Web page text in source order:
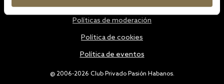
@ 2006-2026 Club Privado Pasión Habanos.
Políticas de moderación
Política de cookies
Política de eventos